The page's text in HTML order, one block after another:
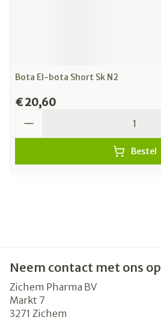
Bota El-bota Short Sk N2
€ 20,60
Bestel
Neem contact met ons op
Zichem Pharma BV
Markt 7
3271 Zichem